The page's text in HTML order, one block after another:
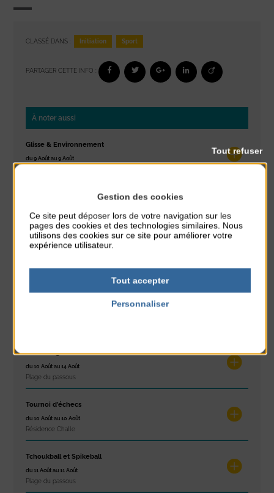
CLASSÉ DANS : Initiation Sport
PARTAGER CETTE INFO :
À noter aussi
Glisse & Environnement
du 9 Août au 9 Août
Place du Général de Gaulle
Exposition « Itinéraires »
Stretching
du 10 Août au 14 Août
Plage du passous
Tournoi d’échecs
du 10 Août au 10 Août
Résidence Challe
Tchoukball et Spikeball
du 11 Août au 11 Août
Plage du passous
Gestion des cookies
Ce site peut déposer lors de votre navigation sur les
pages des cookies et des technologies similaires. Nous
utilisons des cookies sur ce site pour améliorer votre
expérience utilisateur.
Tout accepter
Tout refuser
Personnaliser